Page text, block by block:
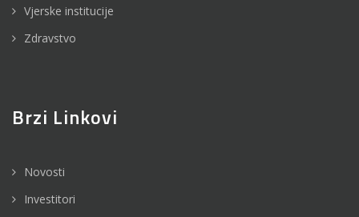
Vjerske institucije
Zdravstvo
Brzi Linkovi
Novosti
Investitori